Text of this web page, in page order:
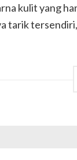
kulit yang
tarik